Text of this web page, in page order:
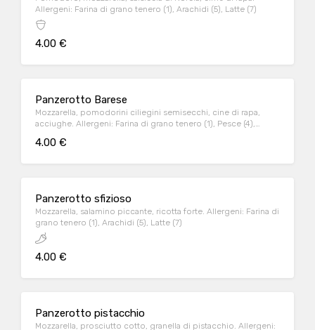
Allergeni: Farina di grano tenero (1), Arachidi (5), Latte (7)
4.00 €
Panzerotto Barese
Mozzarella, pomodorini ciliegini semisecchi, cine di rapa,
acciughe. Allergeni: Farina di grano tenero (1), Pesce (4),
4.00 €
Panzerotto sfizioso
Mozzarella, salamino piccante, ricotta forte. Allergeni: Farina di
grano tenero (1), Arachidi (5), Latte (7)
4.00 €
Panzerotto pistacchio
Mozzarella, prosciutto cotto, granella di pistacchio. Allergeni: